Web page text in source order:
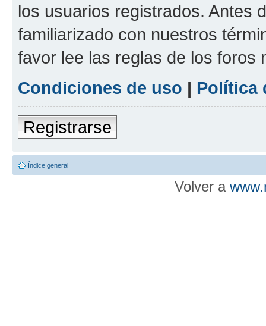
los usuarios registrados. Antes
familiarizado con nuestros
favor lee las reglas de los foros
Condiciones de uso | Política
Registrarse
Índice general
Volver a